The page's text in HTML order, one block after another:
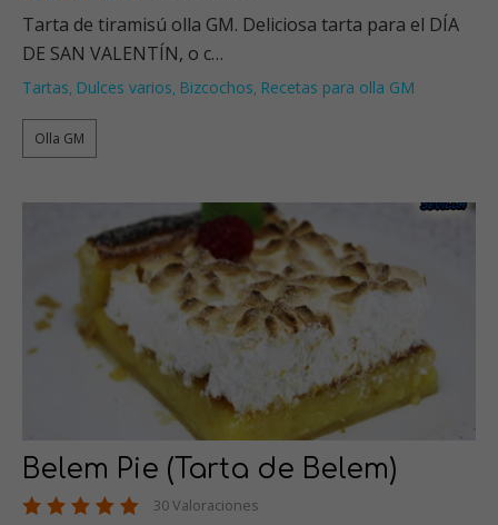
Tarta de tiramisú olla GM. Deliciosa tarta para el DÍA
DE SAN VALENTÍN, o c…
Tartas, Dulces varios, Bizcochos, Recetas para olla GM
Olla GM
Belem Pie (Tarta de Belem)
30 Valoraciones